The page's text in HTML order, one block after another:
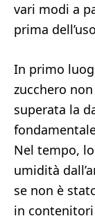
vari modi a
prima
In primo
zucchero
superata la
Nel tempo,
umidità
se non è
in